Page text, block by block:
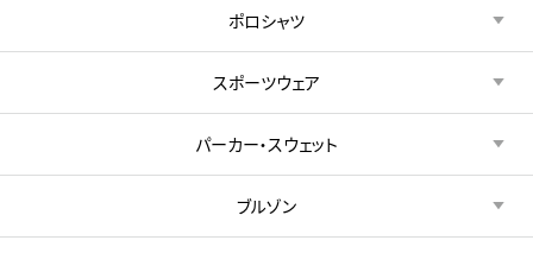
ポロシャツ
スポーツウェア
パーカー・スウェット
ブルゾン